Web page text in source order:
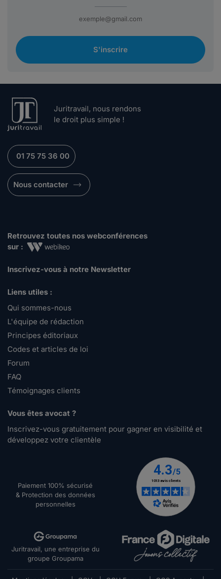
S'inscrire
Juritravail, nous rendons
le droit plus simple !
01 75 75 36 00
Nous contacter
Retrouvez toutes nos webconférences
sur :
Inscrivez-vous à notre Newsletter
Liens utiles :
Qui sommes-nous
L'équipe de rédaction
Principes éditoriaux
Codes et articles de loi
Forum
FAQ
Témoignages clients
Vous êtes avocat ?
Inscrivez-vous gratuitement pour gagner en visibilité et
développez votre clientèle
Paiement 100% sécurisé
& Protection des données
personnelles
Juritravail, une entreprise du
groupe Groupama